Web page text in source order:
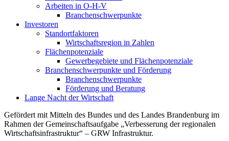
Arbeiten in O-H-V
Branchenschwerpunkte
Investoren
Standortfaktoren
Wirtschaftsregion in Zahlen
Flächenpotenziale
Gewerbegebiete und Flächenpotenziale
Branchenschwerpunkte und Förderung
Branchenschwerpunkte
Förderung und Beratung
Lange Nacht der Wirtschaft
Gefördert mit Mitteln des Bundes und des Landes Brandenburg im
Rahmen der Gemeinschaftsaufgabe „Verbesserung der regionalen
Wirtschaftsinfrastruktur“ – GRW Infrastruktur.